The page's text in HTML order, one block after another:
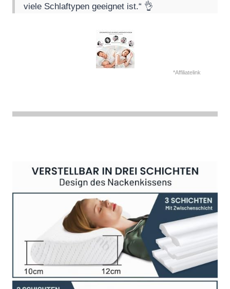
viele Schlaftypen geeignet ist.“ 👌
*Affiliatelink